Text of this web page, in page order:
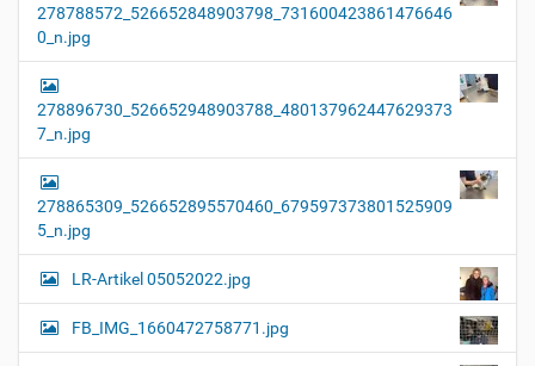
278788572_526652848903798_731600423861476646
0_n.jpg
278896730_526652948903788_480137962447629373
7_n.jpg
278865309_526652895570460_679597373801525909
5_n.jpg
LR-Artikel 05052022.jpg
FB_IMG_1660472758771.jpg